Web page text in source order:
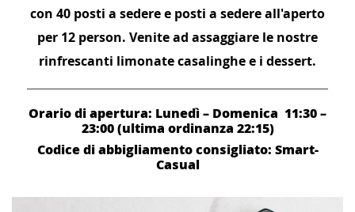
con 40 posti a sedere e posti a sedere all'aperto
per 12 person. Venite ad assaggiare le nostre
rinfrescanti limonate casalinghe e i dessert.
Orario di apertura: Lunedì – Domenica 11:30 –
23:00 (ultima ordinanza 22:15)
Codice di abbigliamento consigliato: Smart-
Casual